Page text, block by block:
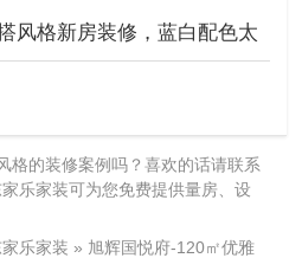
风格新房装修，蓝白配色太
格的装修案例吗？喜欢的话请联系
乐家装可为您免费提供量房、设
家乐家装 » 旭辉国悦府-120㎡优雅